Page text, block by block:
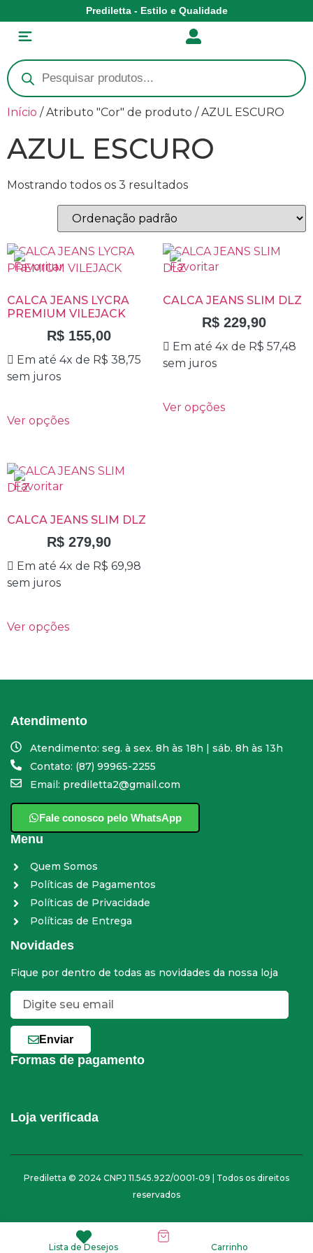
Prediletta - Estilo e Qualidade
Lista de Desejos Carrinho
Início / Atributo "Cor" de produto / AZUL ESCURO
AZUL ESCURO
Mostrando todos os 3 resultados
CALCA JEANS LYCRA
PREMIUM VILEJACK
R$155,00
Em até 4x de R$ 38,75
sem juros
Ver opções
CALCA JEANS SLIM DLZ
R$ 229,90
Em até 4x de R$ 57,48
sem juros
Ver opções
CALCA JEANS SLIM DLZ
R$279,90
Em até 4x de R$ 69,98
sem juros
Ver opções
Atendimento
Atendimento: seg. à sex. 8h às 18h | sáb. 8h às 13h
Contato: (87) 99965-2255
Email: prediletta2@gmail.com
Fale conosco pelo WhatsApp
Menu
Quem Somos
Políticas de Pagamentos
Políticas de Privacidade
Políticas de Entrega
Novidades
Fique por dentro de todas as novidades da nossa loja
Enviar
Formas de pagamento
Loja verificada
Prediletta © 2024 CNPJ 11.545.922/0001-09 | Todos os direitos
reservados